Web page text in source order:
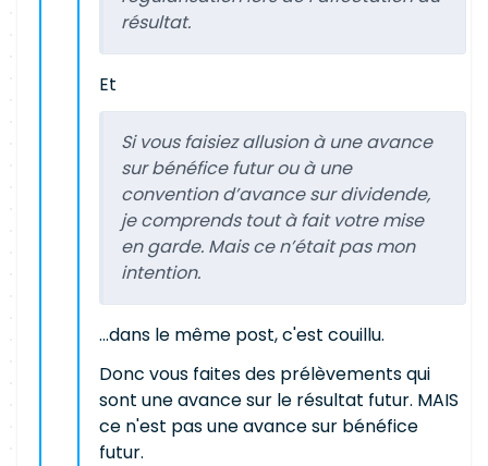
résultat.
Et
Si vous faisiez allusion à une avance
sur bénéfice futur ou à une
convention d’avance sur dividende,
je comprends tout à fait votre mise
en garde. Mais ce n’était pas mon
intention.
...dans le même post, c'est couillu.
Donc vous faites des prélèvements qui
sont une avance sur le résultat futur. MAIS
ce n'est pas une avance sur bénéfice
futur.